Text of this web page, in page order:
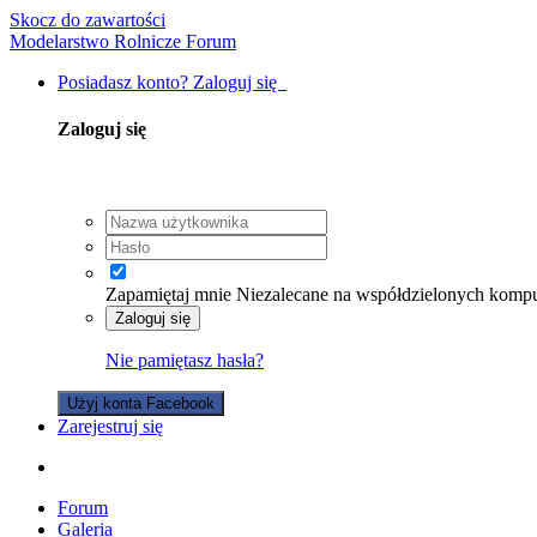
Skocz do zawartości
Modelarstwo Rolnicze Forum
Posiadasz konto? Zaloguj się
Zaloguj się
Zapamiętaj mnie Niezalecane na współdzielonych
Zaloguj się
Nie pamiętasz hasła?
Użyj konta Facebook
Zarejestruj się
Forum
Galeria